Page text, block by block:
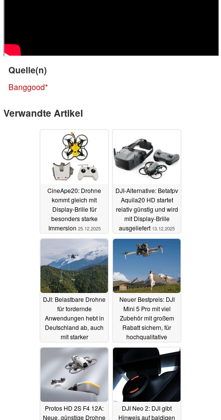
Quelle(n)
Banggood
Verwandte Artikel
CineApe20: Drohne
kommt gleich mit
Display-Brille für
besonders starke
Immersion 25.12.2025
DJI-Alternative: Betafpv
Aquila20 HD startet
relativ günstig und wird
mit Display-Brille
ausgeliefert 13.12.2025
DJI: Belastbare Drohne
für fordernde
Anwendungen hebt in
Deutschland ab, auch
mit starker
Hindernisserkennung
04.12.2025
Neuer Bestpreis: DJI
Mini 5 Pro mit viel
Zubehör mit großem
Rabatt sichern, für
hochqualitative
Aufnahmen mit
Hinderniserkennung
Protos HD 2S F4 12A:
Neue, günstige Drohne
DJI Neo 2: DJI gibt
Hinweis auf baldigen